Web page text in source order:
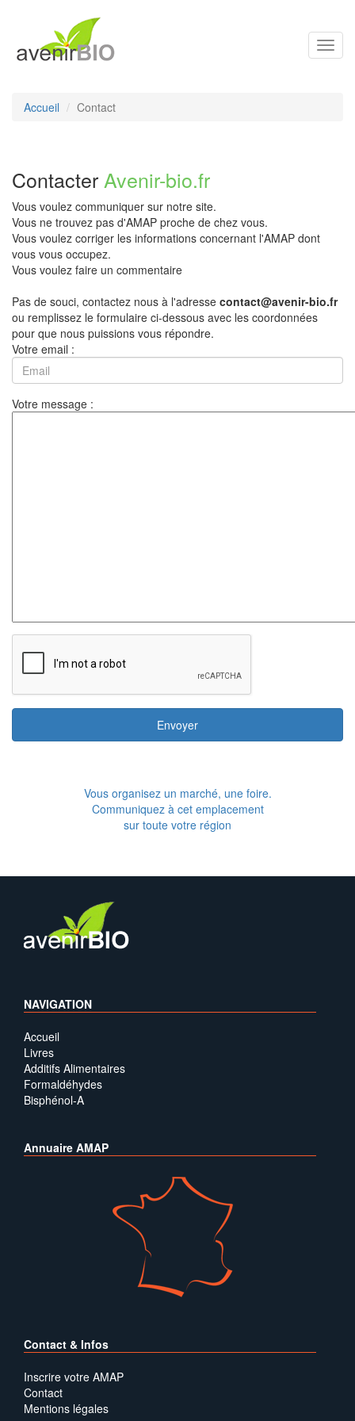
Accueil Contact
Contacter Avenir-bio.fr
Vous voulez communiquer sur notre site.
Vous ne trouvez pas d'AMAP proche de chez vous.
Vous voulez corriger les informations concernant l'AMAP dont
vous vous occupez.
Vous voulez faire un commentaire
Pas de souci, contactez nous à l'adresse contact@avenir-bio.fr
ou remplissez le formulaire ci-dessous avec les coordonnées
pour que nous puissions vous répondre.
Votre email :
Votre message :
Envoyer
Vous organisez un marché, une foire.
Communiquez à cet emplacement
sur toute votre région
NAVIGATION
Accueil
Livres
Additifs Alimentaires
Formaldéhydes
Bisphénol-A
Annuaire AMAP
Contact & Infos
Inscrire votre AMAP
Contact
Mentions légales